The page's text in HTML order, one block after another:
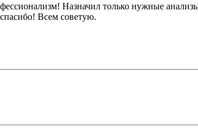
Назначил только нужные
Всем советую.